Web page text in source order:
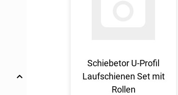
Schiebetor U-Profil
Laufschienen Set mit
Rollen